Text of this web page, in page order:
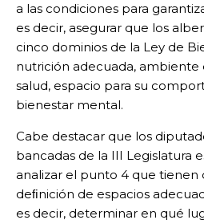
a las condiciones para
es decir, asegurar que los
cinco dominios de la Ley de
nutrición adecuada, ambiente
salud, espacio para su
bienestar mental.
Cabe destacar que los
bancadas de la III Legislatura
analizar el punto 4 que tienen
deﬁnición de espacios
es decir, determinar en qué